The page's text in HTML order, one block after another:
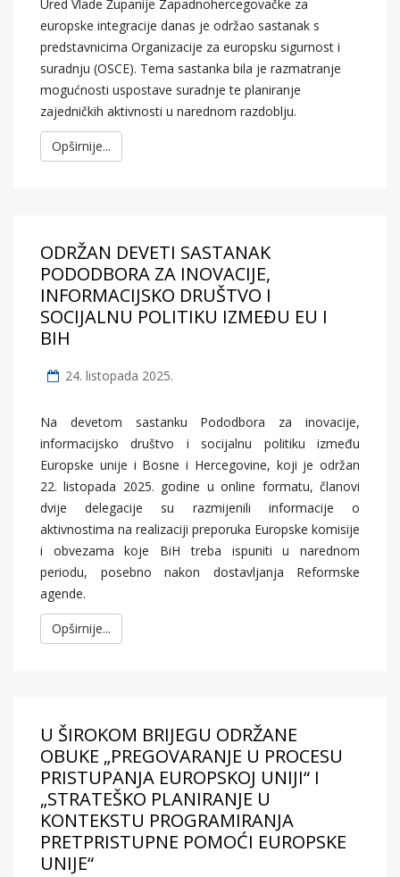
Ured Vlade Županije Zapadnohercegovačke za
europske integracije danas je održao sastanak s
predstavnicima Organizacije za europsku sigurnost i
suradnju (OSCE). Tema sastanka bila je razmatranje
mogućnosti uspostave suradnje te planiranje
zajedničkih aktivnosti u narednom razdoblju.
Opširnije...
ODRŽAN DEVETI SASTANAK
PODODBORA ZA INOVACIJE,
INFORMACIJSKO DRUŠTVO I
SOCIJALNU POLITIKU IZMEĐU EU I
BIH
24. listopada 2025.
Na devetom sastanku Pododbora za inovacije,
informacijsko društvo i socijalnu politiku između
Europske unije i Bosne i Hercegovine, koji je održan
22. listopada 2025. godine u online formatu, članovi
dvije delegacije su razmijenili informacije o
aktivnostima na realizaciji preporuka Europske komisije
i obvezama koje BiH treba ispuniti u narednom
periodu, posebno nakon dostavljanja Reformske
agende.
Opširnije...
U ŠIROKOM BRIJEGU ODRŽANE
OBUKE „PREGOVARANJE U PROCESU
PRISTUPANJA EUROPSKOJ UNIJI“ I
„STRATEŠKO PLANIRANJE U
KONTEKSTU PROGRAMIRANJA
PRETPRISTUPNE POMOĆI EUROPSKE
UNIJE“